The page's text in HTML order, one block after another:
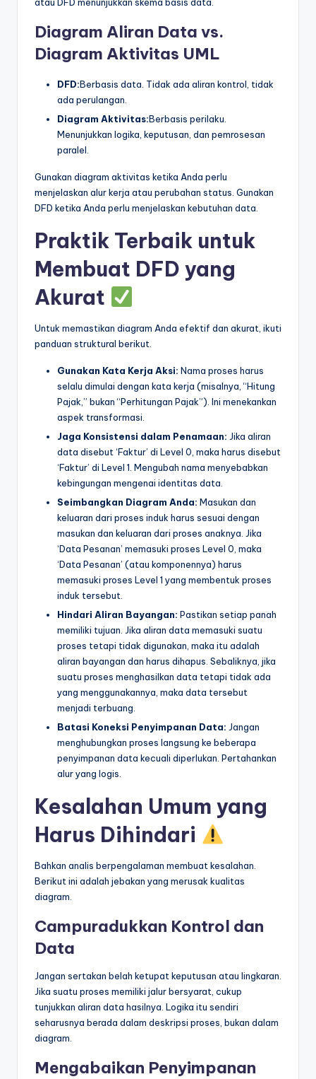
Diagram Aliran Data vs.
Diagram Aktivitas UML
DFD:Berbasis data. Tidak ada aliran kontrol, tidak
ada perulangan.
Diagram Aktivitas:Berbasis perilaku.
Menunjukkan logika, keputusan, dan pemrosesan
paralel.
Gunakan diagram aktivitas ketika Anda perlu
menjelaskan alur kerja atau perubahan status. Gunakan
DFD ketika Anda perlu menjelaskan kebutuhan data.
Praktik Terbaik untuk
Membuat DFD yang
Akurat
Untuk memastikan diagram Anda efektif dan akurat, ikuti
panduan struktural berikut.
Gunakan Kata Kerja Aksi: Nama proses harus
selalu dimulai dengan kata kerja (misalnya, “Hitung
Pajak,” bukan “Perhitungan Pajak”). Ini menekankan
aspek transformasi.
Jaga Konsistensi dalam Penamaan: Jika aliran
data disebut ‘Faktur’ di Level 0, maka harus disebut
‘Faktur’ di Level 1. Mengubah nama menyebabkan
kebingungan mengenai identitas data.
Seimbangkan Diagram Anda: Masukan dan
keluaran dari proses induk harus sesuai dengan
masukan dan keluaran dari proses anaknya. Jika
‘Data Pesanan’ memasuki proses Level 0, maka
‘Data Pesanan’ (atau komponennya) harus
memasuki proses Level 1 yang membentuk proses
induk tersebut.
Hindari Aliran Bayangan: Pastikan setiap panah
memiliki tujuan. Jika aliran data memasuki suatu
proses tetapi tidak digunakan, maka itu adalah
aliran bayangan dan harus dihapus. Sebaliknya, jika
suatu proses menghasilkan data tetapi tidak ada
yang menggunakannya, maka data tersebut
menjadi terbuang.
Batasi Koneksi Penyimpanan Data: Jangan
menghubungkan proses langsung ke beberapa
penyimpanan data kecuali diperlukan. Pertahankan
alur yang logis.
Kesalahan Umum yang
Harus Dihindari
Bahkan analis berpengalaman membuat kesalahan.
Berikut ini adalah jebakan yang merusak kualitas
diagram.
Campuradukkan Kontrol dan
Data
Jangan sertakan belah ketupat keputusan atau lingkaran.
Jika suatu proses memiliki jalur bersyarat, cukup
tunjukkan aliran data hasilnya. Logika itu sendiri
seharusnya berada dalam deskripsi proses, bukan dalam
diagram.
Mengabaikan Penyimpanan